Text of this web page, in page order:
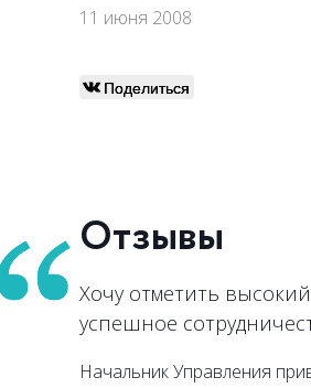
11 июня 2008
Поделиться
Отзывы
Хочу отметить
успешное
Начальник Управления
→
→
→
→
→
→
→
→
→
→
→